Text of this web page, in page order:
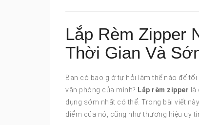
Lắp Rèm Zipper
Thời Gian Và
Bạn có bao giờ tự hỏi làm thế nào để
văn phòng của mình? Lắp rèm zipper
dụng sớm nhất có thể. Trong bài viết
điểm của nó, cũng như thương hiệu uy